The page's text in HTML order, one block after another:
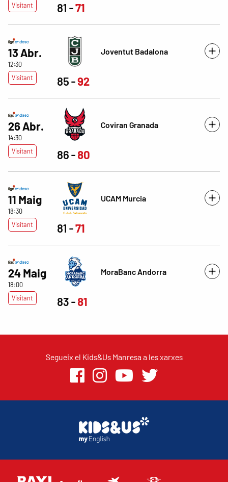
Visitant
81 71
13 Abr.
12:30
Visitant
Joventut Badalona
85 92
26 Abr.
14:30
Visitant
Coviran Granada
86 80
11 Maig
18:30
Visitant
UCAM Murcia
81 71
24 Maig
18:00
Visitant
MoraBanc Andorra
83 81
Segueix el Kids&Us Manresa a les xarxes